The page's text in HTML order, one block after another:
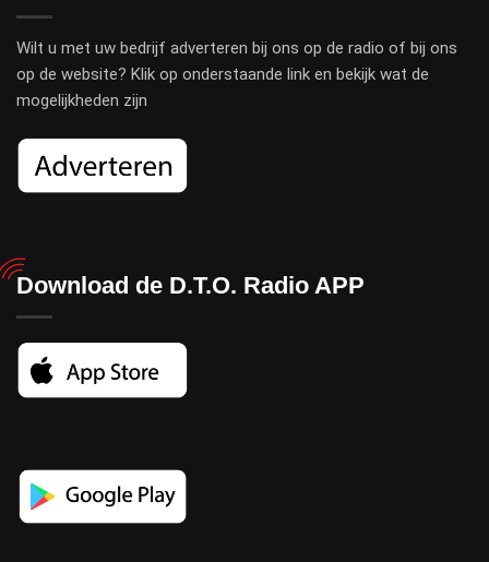
Wilt u met uw bedrijf adverteren bij ons op de radio of bij ons
op de website? Klik op onderstaande link en bekijk wat de
mogelijkheden zijn
Download de D.T.O. Radio APP